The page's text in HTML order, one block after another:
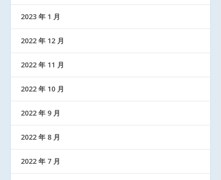
2023 年 1 月
2022 年 12 月
2022 年 11 月
2022 年 10 月
2022 年 9 月
2022 年 8 月
2022 年 7 月